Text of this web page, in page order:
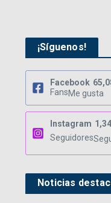
¡Síguenos!
Facebook
FansMe gusta
Instagram
Seguidores
Noticias